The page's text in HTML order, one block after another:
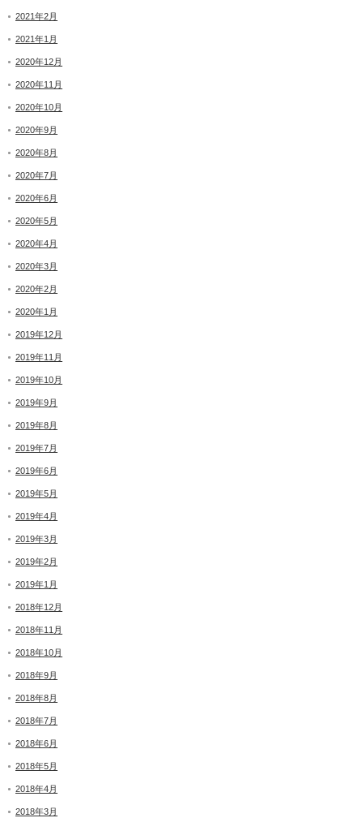
2021年2月
2021年1月
2020年12月
2020年11月
2020年10月
2020年9月
2020年8月
2020年7月
2020年6月
2020年5月
2020年4月
2020年3月
2020年2月
2020年1月
2019年12月
2019年11月
2019年10月
2019年9月
2019年8月
2019年7月
2019年6月
2019年5月
2019年4月
2019年3月
2019年2月
2019年1月
2018年12月
2018年11月
2018年10月
2018年9月
2018年8月
2018年7月
2018年6月
2018年5月
2018年4月
2018年3月